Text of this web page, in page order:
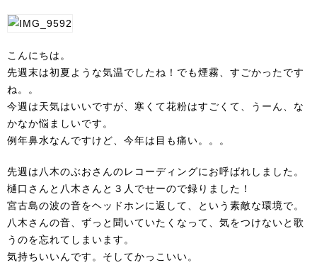
こんにちは。
先週末は初夏ような気温でしたね！でも煙霧、すごかったです
ね。。
今週は天気はいいですが、寒くて花粉はすごくて、うーん、な
かなか悩ましいです。
例年鼻水なんですけど、今年は目も痛い。。。
先週は 八木のぶおさんのレコーディングにお呼ばれしました。
樋口さん と八木さんと３人でせーので録りました！
宮古島の波の音をヘッドホンに返して、という素敵な環境で。
八木さんの音、ずっと聞いていたくなって、気をつけないと歌
うのを忘れてしまいます。
気持ちいいんです。そしてかっこいい。